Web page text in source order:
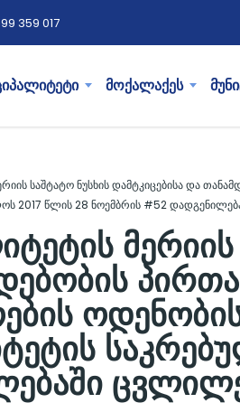
359 017
მოქალაქეს
საშტატო ნუსხის დამტკიცებისა და
2017 წლის 28 ნოემბრის #52
მერიის
ოდენობის